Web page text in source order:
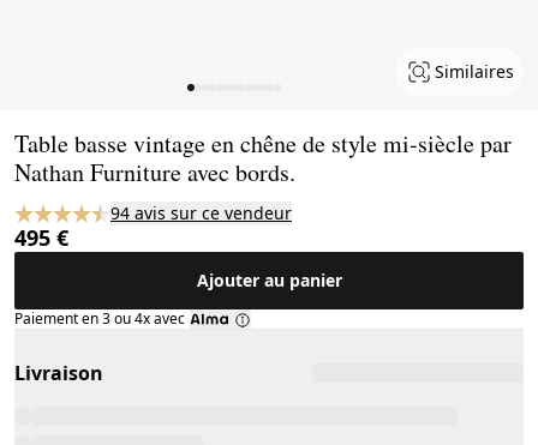
Similaires
Table basse vintage en chêne de style mi-siècle par
Nathan Furniture avec bords.
94 avis sur ce vendeur
495 €
Ajouter au panier
Paiement en 3 ou 4x avec
Livraison